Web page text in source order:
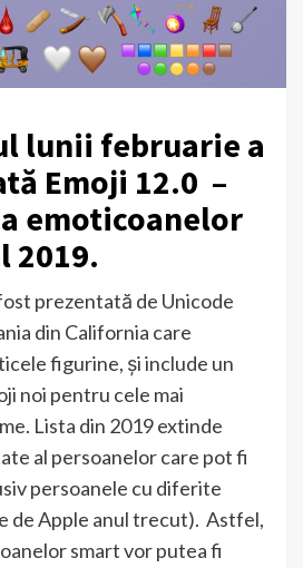
lunii februarie a
Emoji 12.0 –
emoticoanelor
2019.
prezentată de Unicode
din California care
figurine, și include un
noi pentru cele mai
Lista din 2019 extinde
al persoanelor care pot fi
persoanele cu diferite
de Apple anul trecut). Astfel,
smart vor putea fi